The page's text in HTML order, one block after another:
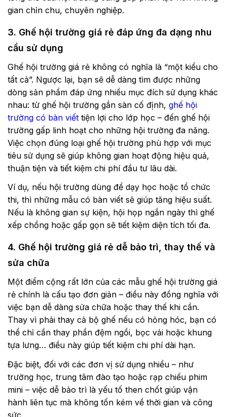
gian chỉn chu, chuyên nghiệp.
3. Ghế hội trường giá rẻ đáp ứng đa dạng nhu
cầu sử dụng
Ghế hội trường giá rẻ không có nghĩa là “một kiểu cho
tất cả”. Ngược lại, bạn sẽ dễ dàng tìm được những
dòng sản phẩm đáp ứng nhiều mục đích sử dụng khác
nhau: từ ghế hội trường gắn sàn cố định, ghế hội
trường có bàn viết tiện lợi cho lớp học – đến ghế hội
trường gấp linh hoạt cho những hội trường đa năng.
Việc chọn đúng loại ghế hội trường phù hợp với mục
tiêu sử dụng sẽ giúp không gian hoạt động hiệu quả,
thuận tiện và tiết kiệm chi phí đầu tư lâu dài.
Ví dụ, nếu hội trường dùng để dạy học hoặc tổ chức
thi, thì những mẫu có bàn viết sẽ giúp tăng hiệu suất.
Nếu là không gian sự kiện, hội họp ngắn ngày thì ghế
xếp chồng hoặc gấp gọn sẽ tiết kiệm diện tích tối đa.
4. Ghế hội trường giá rẻ dễ bảo trì, thay thế và
sửa chữa
Một điểm cộng rất lớn của các mẫu ghế hội trường giá
rẻ chính là cấu tạo đơn giản – điều này đồng nghĩa với
việc bạn dễ dàng sửa chữa hoặc thay thế khi cần.
Thay vì phải thay cả bộ ghế nếu có hỏng hóc, bạn có
thể chỉ cần thay phần đệm ngồi, bọc vải hoặc khung
tựa lưng… điều này giúp tiết kiệm chi phí dài hạn.
Đặc biệt, đối với các đơn vị sử dụng nhiều – như
trường học, trung tâm đào tạo hoặc rạp chiếu phim
mini – việc dễ bảo trì là yếu tố then chốt giúp vận
hành liên tục mà không tốn kém về thời gian và công